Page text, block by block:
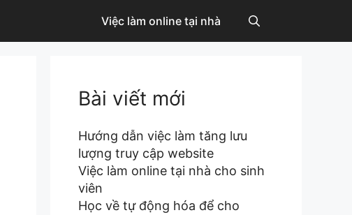
Việc làm online tại nhà
Bài viết mới
Hướng dẫn việc làm tăng lưu
lượng truy cập website
Việc làm online tại nhà cho sinh
viên
Học về tự động hóa để cho